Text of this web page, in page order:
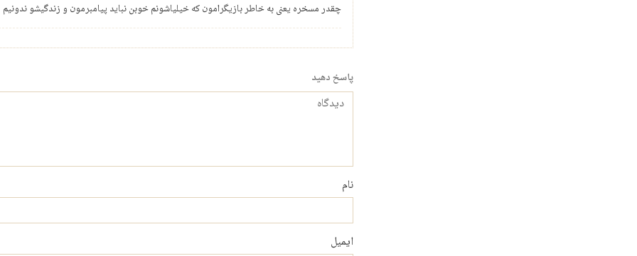
چقدر مسخره یعنی به خاطر بازیگرامون که خیلیاشونم خوبن نباید پیامبرمون و زندگیشو ندونیم
پاسخ دهید
دیدگاه
نام
ایمیل